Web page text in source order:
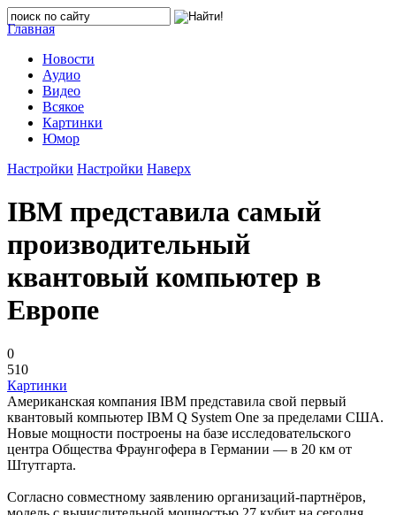
Главная
Новости
Аудио
Видео
Всякое
Картинки
Юмор
Настройки Настройки Наверх
IBM представила самый
производительный
квантовый компьютер в
Европе
0
510
Картинки
Американская компания IBM представила свой первый
квантовый компьютер IBM Q System One за пределами США.
Новые мощности построены на базе исследовательского
центра Общества Фраунгофера в Германии — в 20 км от
Штутгарта.
Согласно совместному заявлению организаций-партнёров,